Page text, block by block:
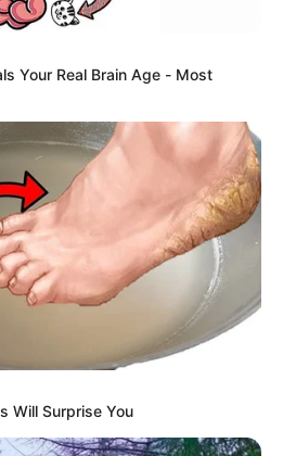
eliminados
a manos de
MOSQUERA,
CUNDINAMARCA
Mosquera recibiría a los
Millonarios, América o
Junior podrían jugar en el
municipio
Your Real Brain Age - Most
Will Surprise You